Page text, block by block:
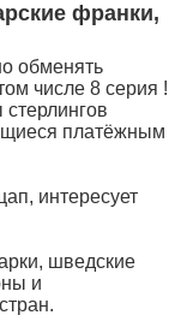
франки,
обменять
числе 8 серия !
платёжным
интересует
шведские
и